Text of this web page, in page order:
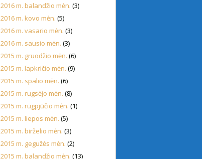
2016 m. balandžio mėn. (3)
2016 m. kovo mėn. (5)
2016 m. vasario mėn. (3)
2016 m. sausio mėn. (3)
2015 m. gruodžio mėn. (6)
2015 m. lapkričio mėn. (9)
2015 m. spalio mėn. (6)
2015 m. rugsėjo mėn. (8)
2015 m. rugpjūčio mėn. (1)
2015 m. liepos mėn. (5)
2015 m. birželio mėn. (3)
2015 m. gegužės mėn. (2)
2015 m. balandžio mėn. (13)